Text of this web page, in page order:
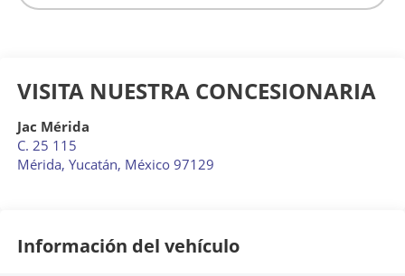
VISITA NUESTRA CONCESIONARIA
Jac Mérida
C. 25 115
Mérida, Yucatán, México 97129
Información del vehículo